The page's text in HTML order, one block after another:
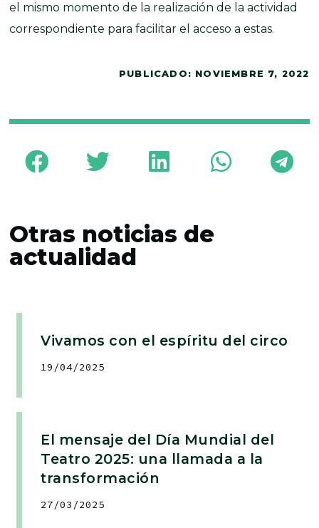
el mismo momento de la realización de la actividad
correspondiente para facilitar el acceso a estas.
PUBLICADO: NOVIEMBRE 7, 2022
Otras noticias de
actualidad
Vivamos con el espíritu del circo
19/04/2025
El mensaje del Día Mundial del
Teatro 2025: una llamada a la
transformación
27/03/2025